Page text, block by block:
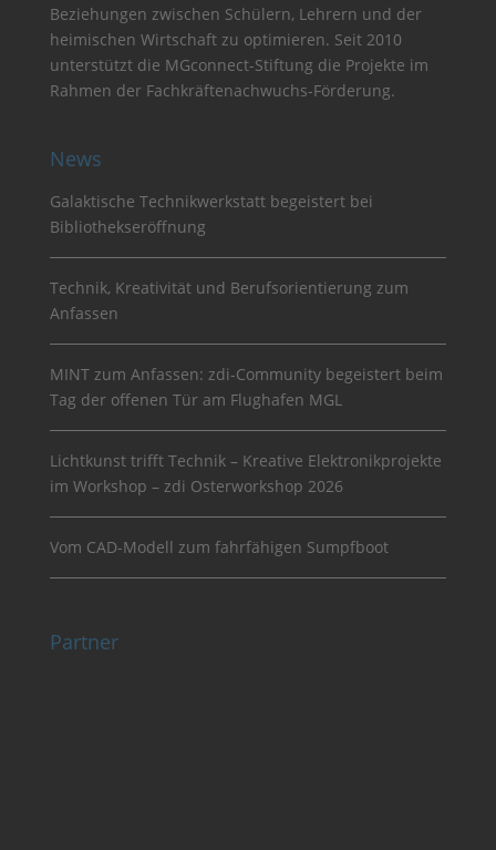
Beziehungen zwischen Schülern, Lehrern und der
heimischen Wirtschaft zu optimieren. Seit 2010
unterstützt die MGconnect-Stiftung die Projekte im
Rahmen der Fachkräftenachwuchs-Förderung.
News
Galaktische Technikwerkstatt begeistert bei
Bibliothekseröffnung
Technik, Kreativität und Berufsorientierung zum
Anfassen
MINT zum Anfassen: zdi-Community begeistert beim
Tag der offenen Tür am Flughafen MGL
Lichtkunst trifft Technik – Kreative Elektronikprojekte
im Workshop – zdi Osterworkshop 2026
Vom CAD-Modell zum fahrfähigen Sumpfboot
Partner